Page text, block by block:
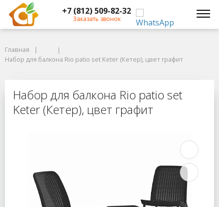
+7 (812) 509-82-32
Заказать звонок
Набор для балкона Rio patio set Keter (Кетер), цвет графит
Набор для балкона Rio patio set
Главная
Набор для балкона Rio patio set Keter (Кетер), цвет графит
Набор для балкона Rio patio set
Keter (Кетер), цвет графит